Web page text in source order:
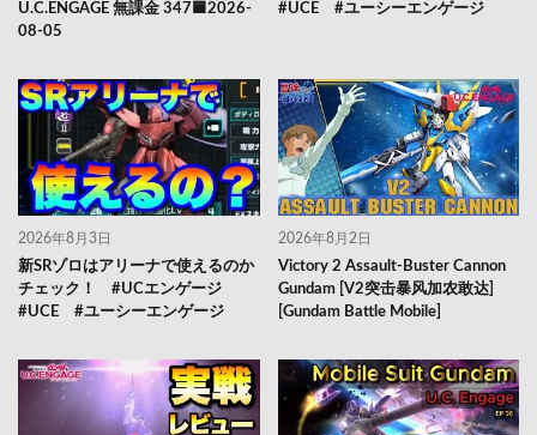
U.C.ENGAGE 無課金 347🟦2026-
08-05
#UCE #ユーシーエンゲージ
2026年8月3日
新SRゾロはアリーナで使えるのか
チェック！ #UCエンゲージ
#UCE #ユーシーエンゲージ
2026年8月2日
Victory 2 Assault-Buster Cannon
Gundam [V2突击暴风加农敢达]
[Gundam Battle Mobile]